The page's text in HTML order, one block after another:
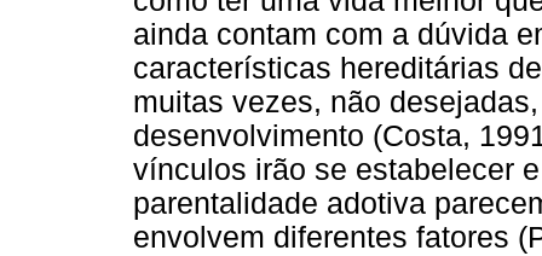
ainda contam com a dúvida
características hereditárias
muitas vezes, não
desenvolvimento (Costa,
vínculos irão se estabelecer
parentalidade adotiva
envolvem diferentes fatores